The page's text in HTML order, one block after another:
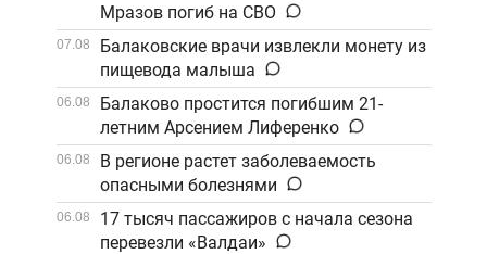
Мразов погиб на СВО
07.08
Балаковские врачи извлекли монету из
пищевода малыша
06.08
Балаково простится погибшим 21-
летним Арсением Лиференко
06.08
В регионе растет заболеваемость
опасными болезнями
06.08
17 тысяч пассажиров с начала сезона
перевезли «Валдаи»